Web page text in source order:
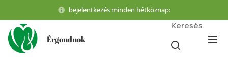
bejelentkezés minden hétköznap:
Érgondnok
Keresés